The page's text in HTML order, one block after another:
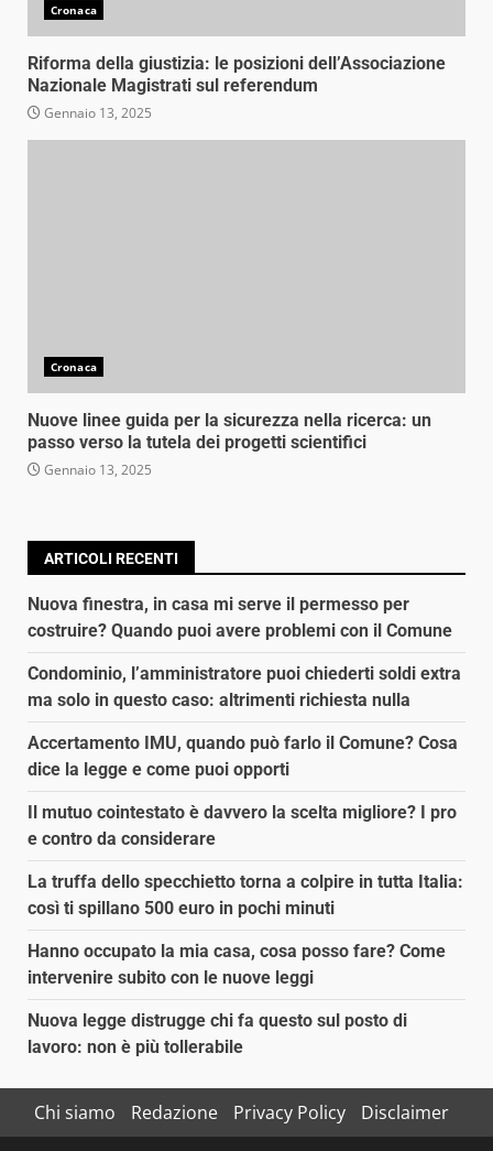
Cronaca
Riforma della giustizia: le posizioni dell’Associazione
Nazionale Magistrati sul referendum
Gennaio 13, 2025
Cronaca
Nuove linee guida per la sicurezza nella ricerca: un
passo verso la tutela dei progetti scientifici
Gennaio 13, 2025
ARTICOLI RECENTI
Nuova finestra, in casa mi serve il permesso per
costruire? Quando puoi avere problemi con il Comune
Condominio, l’amministratore puoi chiederti soldi extra
ma solo in questo caso: altrimenti richiesta nulla
Accertamento IMU, quando può farlo il Comune? Cosa
dice la legge e come puoi opporti
Il mutuo cointestato è davvero la scelta migliore? I pro
e contro da considerare
La truffa dello specchietto torna a colpire in tutta Italia:
così ti spillano 500 euro in pochi minuti
Hanno occupato la mia casa, cosa posso fare? Come
intervenire subito con le nuove leggi
Nuova legge distrugge chi fa questo sul posto di
lavoro: non è più tollerabile
Chi siamo Redazione Privacy Policy
Disclaimer